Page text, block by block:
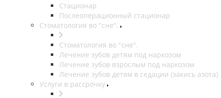
Стационар
Послеоперационный стационар
Стоматология во "сне".
Стоматология во "сне".
Лечение зубов детям под наркозом
Лечение зубов взрослым под наркозом
Лечение зубов детям в седации (закись азота)
Услуги в рассрочку